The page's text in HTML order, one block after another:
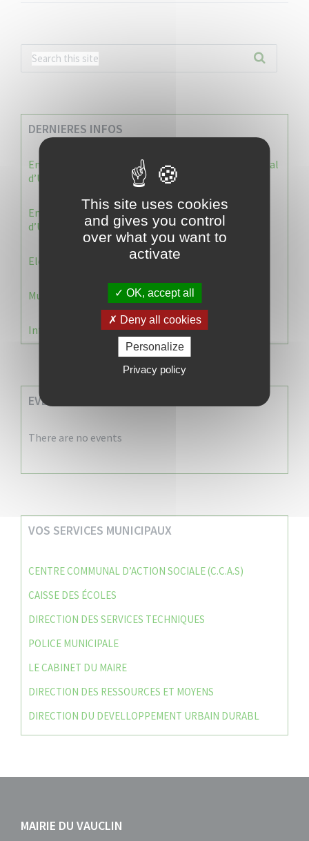
DERNIERES INFOS
Enquête publique : Dossier Modification du Plan Local
d’Urbanisme du Vauclin
Enquête publique : 1 ère modification du Plan Local
d’Urbanisme (PLU) de la commune du Vauclin.
Election 2026 : Commission de contrôle
Municipale 2026 : Transfert du Bureau de Vote n°2
Information Élections – Carte Électorale
EVENEMENTS A VENIR
There are no events
VOS SERVICES MUNICIPAUX
CENTRE COMMUNAL D’ACTION SOCIALE (C.C.A.S)
CAISSE DES ÉCOLES
DIRECTION DES SERVICES TECHNIQUES
POLICE MUNICIPALE
LE CABINET DU MAIRE
DIRECTION DES RESSOURCES ET MOYENS
DIRECTION DU DEVELLOPPEMENT URBAIN DURABL
MAIRIE DU VAUCLIN
This site uses cookies
and gives you control
over what you want to
activate
OK, accept all
Deny all cookies
Personalize
Privacy policy